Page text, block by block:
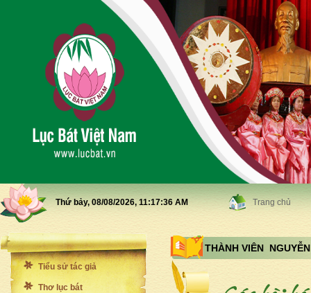
Thứ bảy, 08/08/2026, 11:17:38 AM Trang chủ
Tiểu sử tác giả
Thơ lục bát
THÀNH VIÊN